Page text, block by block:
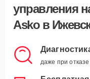
управления
Asko в
даже при